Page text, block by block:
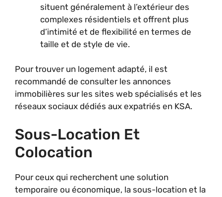
situent généralement à l’extérieur des
complexes résidentiels et offrent plus
d’intimité et de flexibilité en termes de
taille et de style de vie.
Pour trouver un logement adapté, il est
recommandé de consulter les annonces
immobilières sur les sites web spécialisés et les
réseaux sociaux dédiés aux expatriés en KSA.
Sous-Location Et
Colocation
Pour ceux qui recherchent une solution
temporaire ou économique, la sous-location et la